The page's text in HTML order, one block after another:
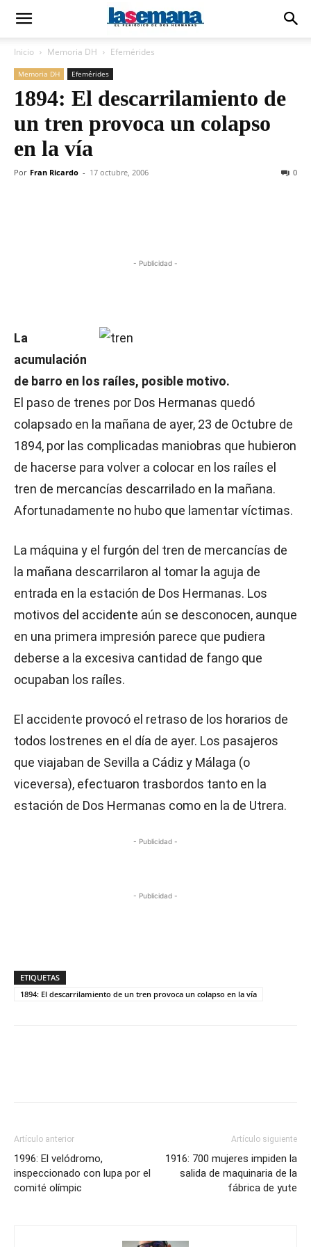
Inicio Memoria DH Efemérides
Memoria DH Efemérides
1894: El descarrilamiento de
un tren provoca un colapso
en la vía
Por Fran Ricardo - 17 octubre, 2006 0
- Publicidad -
La
acumulación
de barro en los raíles, posible motivo.
El paso de trenes por Dos Hermanas quedó
colapsado en la mañana de ayer, 23 de Octubre de
1894, por las complicadas maniobras que hubieron
de hacerse para volver a colocar en los raíles el
tren de mercancías descarrilado en la mañana.
Afortunadamente no hubo que lamentar víctimas.
La máquina y el furgón del tren de mercancías de
la mañana descarrilaron al tomar la aguja de
entrada en la estación de Dos Hermanas. Los
motivos del accidente aún se desconocen, aunque
en una primera impresión parece que pudiera
deberse a la excesiva cantidad de fango que
ocupaban los raíles.
El accidente provocó el retraso de los horarios de
todos lostrenes en el día de ayer. Los pasajeros
que viajaban de Sevilla a Cádiz y Málaga (o
viceversa), efectuaron trasbordos tanto en la
estación de Dos Hermanas como en la de Utrera.
- Publicidad -
- Publicidad -
ETIQUETAS
1894: El descarrilamiento de un tren provoca un colapso en la vía
Artículo anterior
1996: El velódromo,
inspeccionado con lupa por el
comité olímpic
Artículo siguiente
1916: 700 mujeres impiden la
salida de maquinaria de la
fábrica de yute